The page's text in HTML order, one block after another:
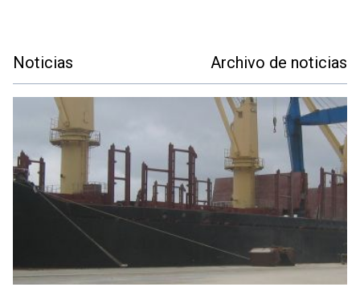
Noticias Archivo de noticias